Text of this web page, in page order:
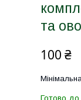
та
100 ₴